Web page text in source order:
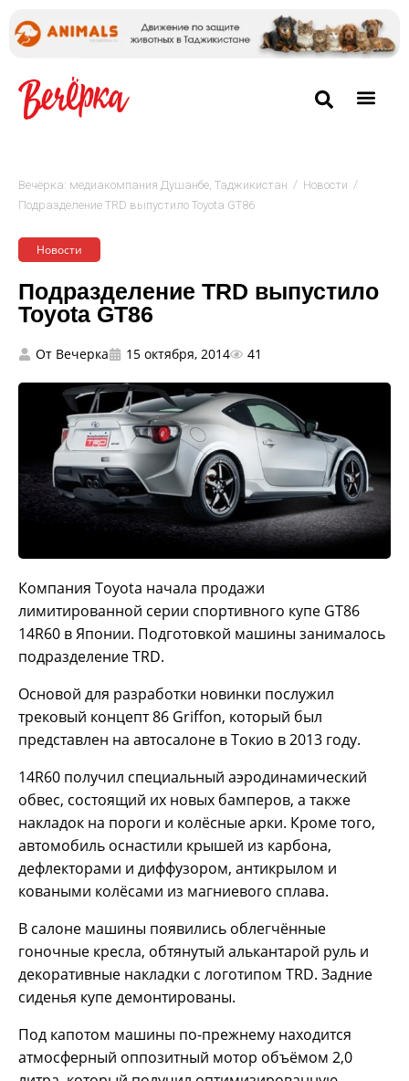
Вечёрка: медиакомпания Душанбе, Таджикистан / Новости /
Подразделение TRD выпустило Toyota GT86
Новости
Подразделение TRD выпустило
Toyota GT86
От Вечерка 15 октября, 2014 41
Компания Toyota начала продажи
лимитированной серии спортивного купе GT86
14R60 в Японии. Подготовкой машины занималось
подразделение TRD.
Основой для разработки новинки послужил
трековый концепт 86 Griffon, который был
представлен на автосалоне в Токио в 2013 году.
14R60 получил специальный аэродинамический
обвес, состоящий их новых бамперов, а также
накладок на пороги и колёсные арки. Кроме того,
автомобиль оснастили крышей из карбона,
дефлекторами и диффузором, антикрылом и
коваными колёсами из магниевого сплава.
В салоне машины появились облегчённые
гоночные кресла, обтянутый алькантарой руль и
декоративные накладки с логотипом TRD. Задние
сиденья купе демонтированы.
Под капотом машины по-прежнему находится
атмосферный оппозитный мотор объёмом 2,0